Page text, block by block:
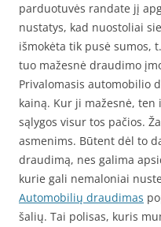
parduotuvės randate jį
nustatys, kad nuostoliai
išmokėta tik pusė sumos,
tuo mažesnė draudimo
Privalomasis automobilio
kainą. Kur ji mažesnė,
sąlygos visur tos pačios.
asmenims. Būtent dėl to
draudimą, nes galima
kurie gali nemaloniai
Automobilių draudimas
šalių. Tai polisas, kuris